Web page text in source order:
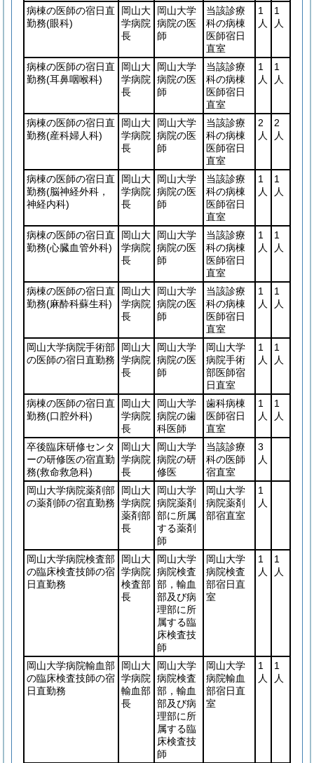
病棟の医師の宿日直
勤務(眼科)
岡山大
学病院
長
岡山大学
病院の医
師
当該診療
科の病棟
医師宿日
直室
1
人
1
人
病棟の医師の宿日直
勤務(耳鼻咽喉科)
岡山大
学病院
長
岡山大学
病院の医
師
当該診療
科の病棟
医師宿日
直室
1
人
1
人
病棟の医師の宿日直
勤務(産科婦人科)
岡山大
学病院
長
岡山大学
病院の医
師
当該診療
科の病棟
医師宿日
直室
2
人
2
人
病棟の医師の宿日直
勤務(脳神経外科，
神経内科)
岡山大
学病院
長
岡山大学
病院の医
師
当該診療
科の病棟
医師宿日
直室
1
人
1
人
病棟の医師の宿日直
勤務(心臓血管外科)
岡山大
学病院
長
岡山大学
病院の医
師
当該診療
科の病棟
医師宿日
直室
1
人
1
人
病棟の医師の宿日直
勤務(麻酔科蘇生科)
岡山大
学病院
長
岡山大学
病院の医
師
当該診療
科の病棟
医師宿日
直室
1
人
1
人
岡山大学病院手術部
の医師の宿日直勤務
岡山大
学病院
長
岡山大学
病院の医
師
岡山大学
病院手術
部医師宿
日直室
1
人
1
人
病棟の医師の宿日直
勤務(口腔外科)
岡山大
学病院
長
岡山大学
病院の歯
科医師
歯科病棟
医師宿日
直室
1
人
1
人
卒後臨床研修センタ
ーの研修医の宿直勤
務(救命救急科)
岡山大
学病院
長
岡山大学
病院の研
修医
当該診療
科の医師
宿直室
3
人
岡山大学病院薬剤部
の薬剤師の宿直勤務
岡山大
学病院
薬剤部
長
岡山大学
病院薬剤
部に所属
する薬剤
師
岡山大学
病院薬剤
部宿直室
1
人
岡山大学病院検査部
の臨床検査技師の宿
日直勤務
岡山大
学病院
検査部
長
岡山大学
病院検査
部，輸血
部及び病
理部に所
属する臨
床検査技
師
岡山大学
病院検査
部宿日直
室
1
人
1
人
岡山大学病院輸血部
の臨床検査技師の宿
日直勤務
岡山大
学病院
輸血部
長
岡山大学
病院検査
部，輸血
部及び病
理部に所
属する臨
床検査技
師
岡山大学
病院輸血
部宿日直
室
1
人
1
人